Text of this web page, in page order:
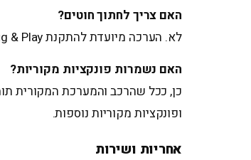
האם צריך לחתוך חוטים?
לא. הערכה מיועדת להתקנת Plug & Play עם צמות מתאימות.
האם נשמרות פונקציות מקוריות?
כן, ככל שהרכב והמערכת המקורית
ופונקציות מקוריות נוספות.
אחריות ושירות